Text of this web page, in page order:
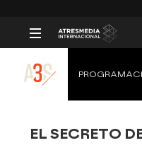
EL SECRETO